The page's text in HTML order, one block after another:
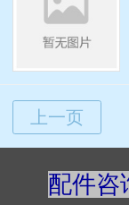
配件